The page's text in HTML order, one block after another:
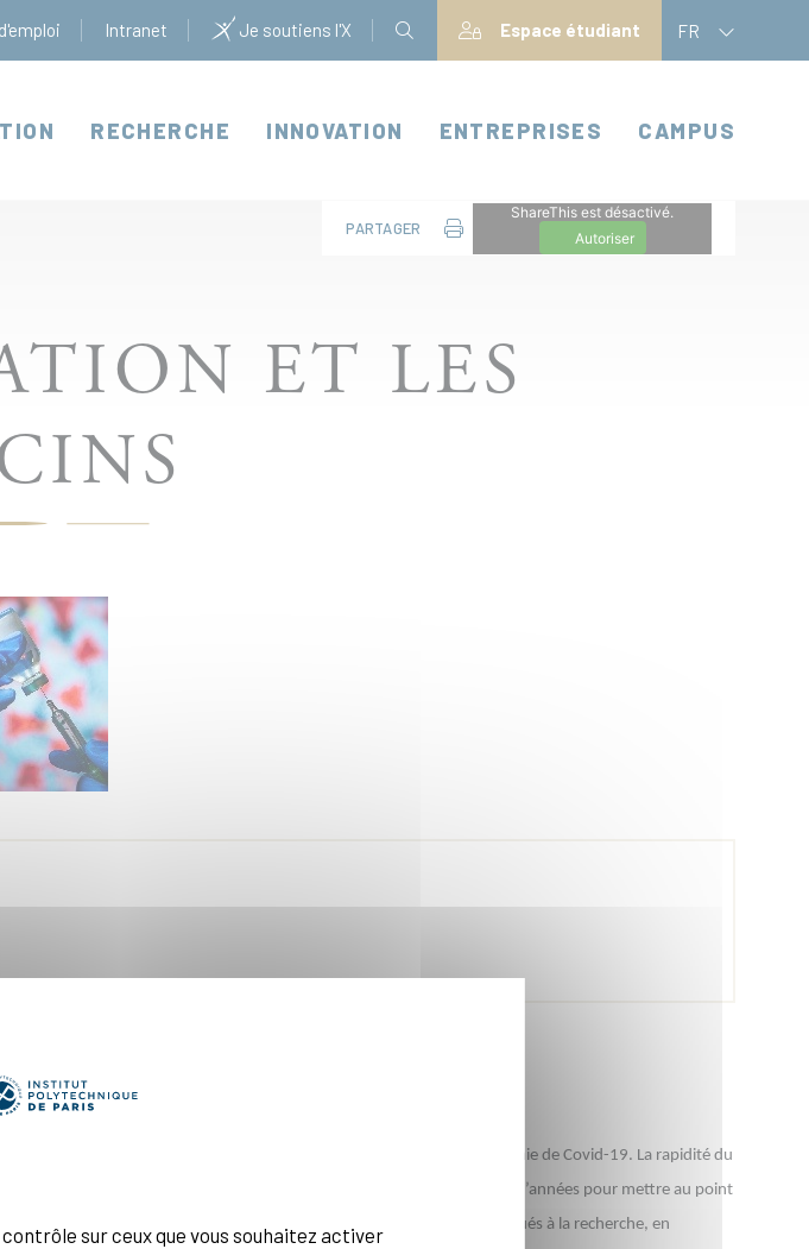
Intranet Je soutiens l'X Espace étudiant FR
RECHERCHE INNOVATION ENTREPRISES CAMPUS
PARTAGER
ShareThis est désactivé.
Autoriser
ET LES
les vaccins ont connu un retour en grâce spectaculaire avec la pandémie de Covid-19. La rapidité du
d’un an après son identification quand il faut en général une dizaine d’années pour mettre au point
scientifique internationale et aux financements massifs alloués à la recherche, en
sur ceux que vous souhaitez activer